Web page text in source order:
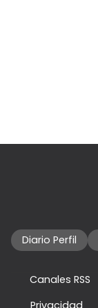
Diario Perfil
Canales RSS